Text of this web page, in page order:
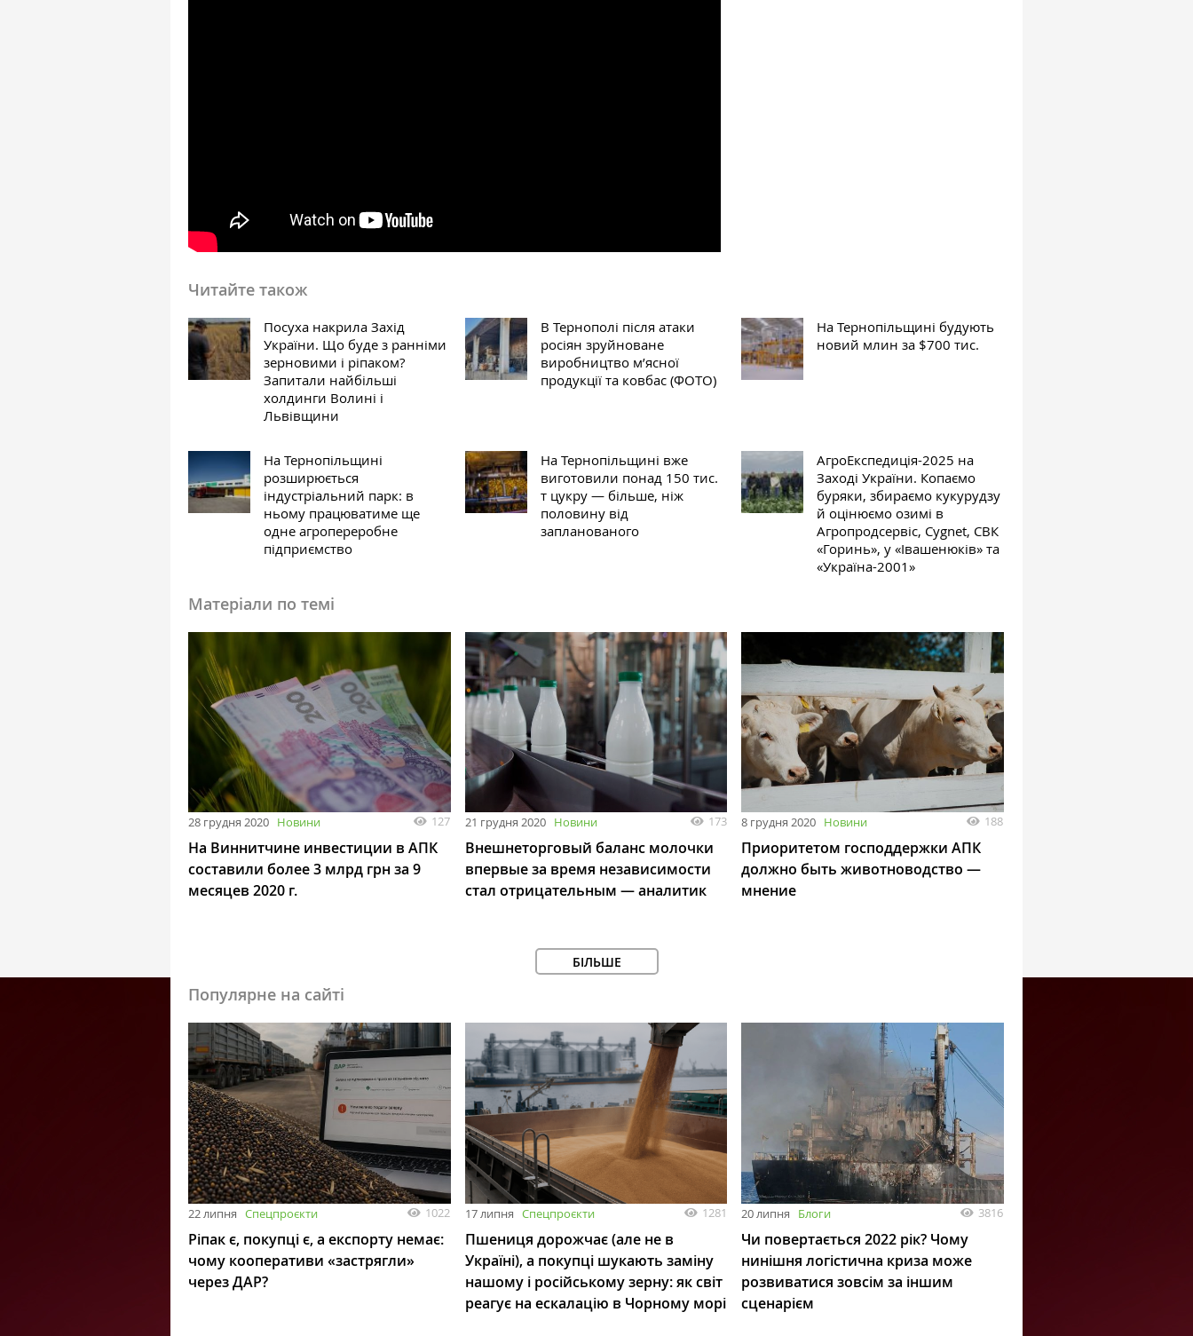
Читайте також
Посуха накрила Захід
України. Що буде з ранніми
зерновими і ріпаком?
Запитали найбільші
холдинги Волині і
Львівщини
В Тернополі після атаки
росіян зруйноване
виробництво м’ясної
продукції та ковбас (ФОТО)
На Тернопільщині будують
новий млин за $700 тис.
На Тернопільщині
розширюється
індустріальний парк: в
ньому працюватиме ще
одне агропереробне
підприємство
На Тернопільщині вже
виготовили понад 150 тис.
т цукру — більше, ніж
половину від
запланованого
АгроЕкспедиція-2025 на
Заході України. Копаємо
буряки, збираємо кукурудзу
й оцінюємо озимі в
Агропродсервіс, Cygnet, СВК
«Горинь», у «Івашенюків» та
«Україна-2001»
Матеріали по темі
28 грудня 2020 Новини 127
На Виннитчине инвестиции в АПК
составили более 3 млрд грн за 9
месяцев 2020 г.
21 грудня 2020 Новини 173
Внешнеторговый баланс молочки
впервые за время независимости
стал отрицательным — аналитик
8 грудня 2020 Новини 188
Приоритетом господдержки АПК
должно быть животноводство —
мнение
БІЛЬШЕ
Популярне на сайті
22 липня Спецпроєкти 1022
Ріпак є, покупці є, а експорту немає:
чому кооперативи «застрягли»
через ДАР?
17 липня Спецпроєкти 1281
Пшениця дорожчає (але не в
Україні), а покупці шукають заміну
нашому і російському зерну: як світ
реагує на ескалацію в Чорному морі
20 липня Блоги 3816
Чи повертається 2022 рік? Чому
нинішня логістична криза може
розвиватися зовсім за іншим
сценарієм